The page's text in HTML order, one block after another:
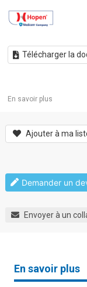
Télécharger la
En savoir plus
Ajouter à ma
Demander un
Envoyer à un
En savoir plus